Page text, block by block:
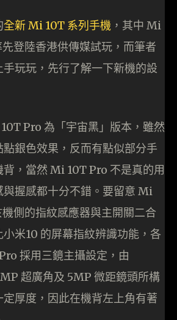
全新 Mi 10T 系列手機 ，其中 Mi
登陸香港供傳媒試玩，而筆者
玩玩，先行了解一下新機的設
Pro 為「宇宙黑」版本，雖然
銀色效果，反而有點似部分手
，當然 Mi 10T Pro 不是真的用
與握感都十分不錯。要留意 Mi
側的指紋感應器與主開關二合
米10 的屏幕指紋辨識功能，各
採用三鏡主攝設定，由
超廣角及 5MP 微距鏡頭所構
厚度，因此在機背左上角有著